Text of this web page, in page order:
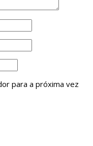
para a próxima vez